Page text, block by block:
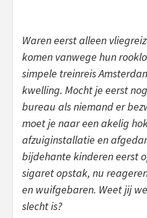
Waren eerst alleen
komen vanwege hun
simpele treinreis
kwelling. Mocht je eerst
bureau als niemand er
moet je naar een akelig
afzuiginstallatie en
bijdehante kinderen eerst
sigaret opstak, nu
en wuifgebaren. Weet jij
slecht is?